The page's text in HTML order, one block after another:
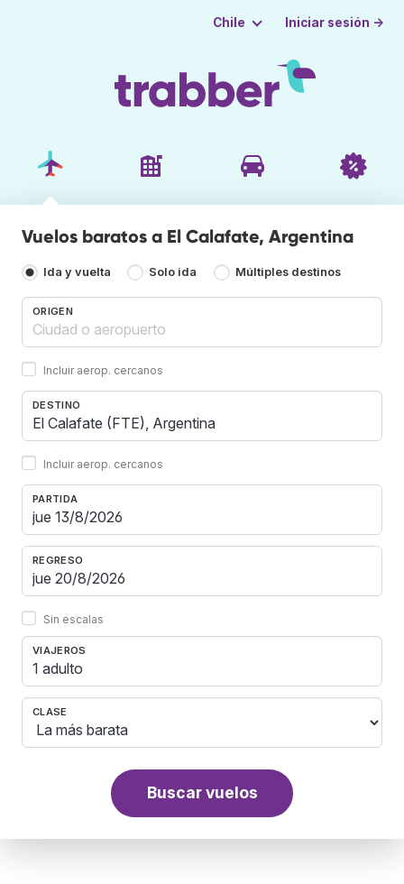
Chile Iniciar sesión →
Vuelos baratos a El Calafate, Argentina
Ida y vuelta Solo ida Múltiples destinos
ORIGEN
Incluir aerop. cercanos
DESTINO
Incluir aerop. cercanos
PARTIDA
REGRESO
Sin escalas
VIAJEROS
1 adulto
CLASE
Buscar vuelos